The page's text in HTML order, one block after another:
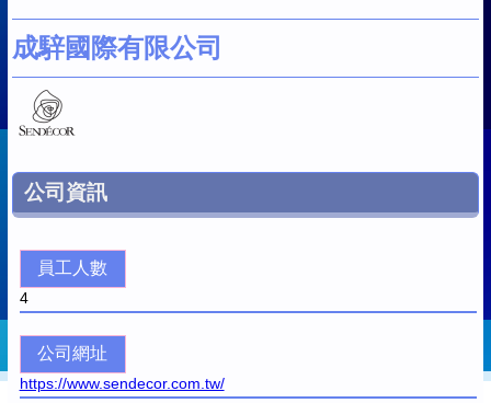
成騂國際有限公司
公司資訊
員工人數
4
公司網址
https://www.sendecor.com.tw/